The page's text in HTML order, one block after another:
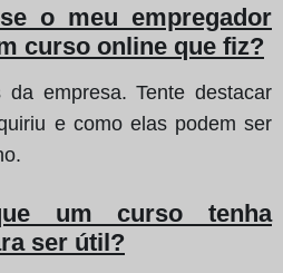
o meu empregador
curso online que fiz?
da empresa. Tente destacar
e como elas podem ser
um curso tenha
ser útil?